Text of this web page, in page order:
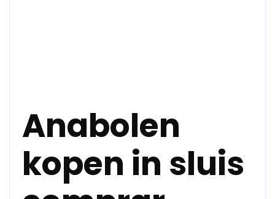
Anabolen
kopen in sluis